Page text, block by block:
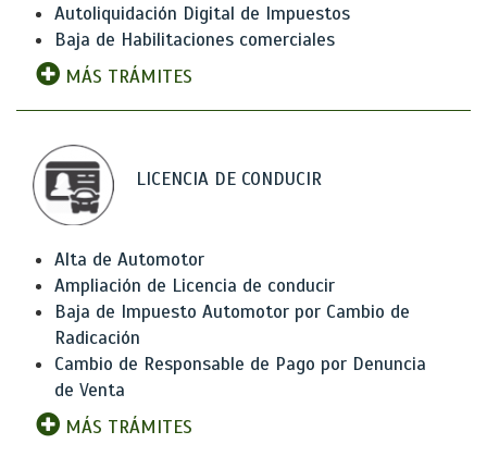
Autoliquidación Digital de Impuestos
Baja de Habilitaciones comerciales
MÁS TRÁMITES
LICENCIA DE CONDUCIR
Alta de Automotor
Ampliación de Licencia de conducir
Baja de Impuesto Automotor por Cambio de
Radicación
Cambio de Responsable de Pago por Denuncia
de Venta
MÁS TRÁMITES